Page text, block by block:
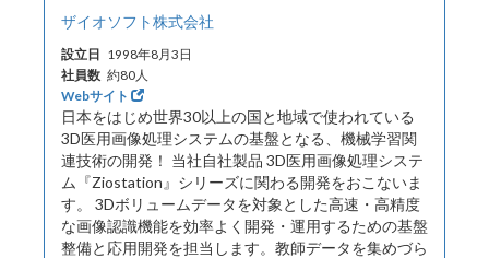
ザイオソフト株式会社
設立日 1998年8月3日
社員数 約80人
Webサイト
日本をはじめ世界30以上の国と地域で使われている
3D医用画像処理システムの基盤となる、機械学習関
連技術の開発！ 当社自社製品 3D医用画像処理システ
ム『Ziostation』シリーズに関わる開発をおこないま
す。 3Dボリュームデータを対象とした高速・高精度
な画像認識機能を効率よく開発・運用するための基盤
整備と応用開発を担当します。教師データを集めづら